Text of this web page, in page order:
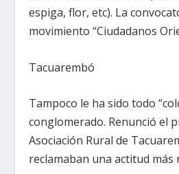
espiga, flor, etc). La
movimiento “Ciudadanos
Tacuarembó
Tampoco le ha sido todo
conglomerado. Renunció el
Asociación Rural de
reclamaban una actitud más